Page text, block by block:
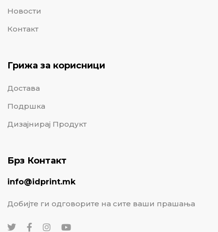
Новости
Контакт
Грижа за корисници
Достава
Подршка
Дизајнирај Продукт
Брз Контакт
info@idprint.mk
Добијте ги одговорите на сите ваши прашања